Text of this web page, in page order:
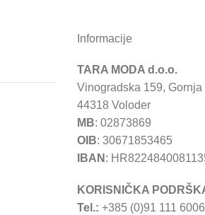
Informacije
TARA MODA d.o.o.
Vinogradska 159, Gornja
44318 Voloder
MB: 02873869
OIB: 30671853465
IBAN :
KORISNIČKA
Tel.: +385 (0)91 111 6006